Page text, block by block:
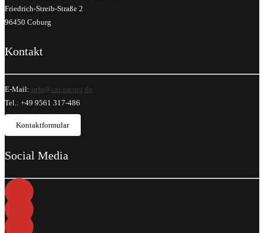
Friedrich-Streib-Straße 2
96450 Coburg
Kontakt
E-Mail: info@cat-racing.de
Tel.: +49 9561 317-486
Kontaktformular
Social Media